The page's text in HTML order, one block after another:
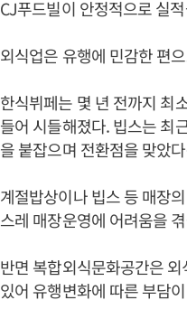
CJ푸드빌이 안정적으로 실
외식업은 유행에 민감한 편
한식뷔페는 몇 년 전까지 최
들어 시들해졌다. 빕스는 최
을 붙잡으며 전환점을 맞았
계절밥상이나 빕스 등 매장
스레 매장운영에 어려움을
반면 복합외식문화공간은
있어 유행변화에 따른 부담